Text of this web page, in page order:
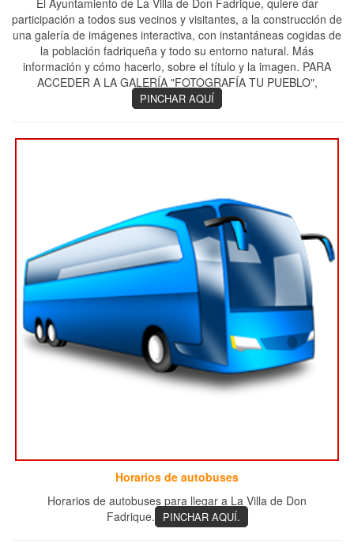
participación a todos sus vecinos y visitantes, a la construcción de
una galería de imágenes interactiva, con instantáneas cogidas de
la población fadriqueña y todo su entorno natural. Más
información y cómo hacerlo, sobre el título y la imagen. PARA
ACCEDER A LA GALERÍA "FOTOGRAFÍA TU PUEBLO",
PINCHAR AQUÍ
Horarios de autobuses
Horarios de autobuses para llegar a La Villa de Don
Fadrique.
PINCHAR AQUÍ.